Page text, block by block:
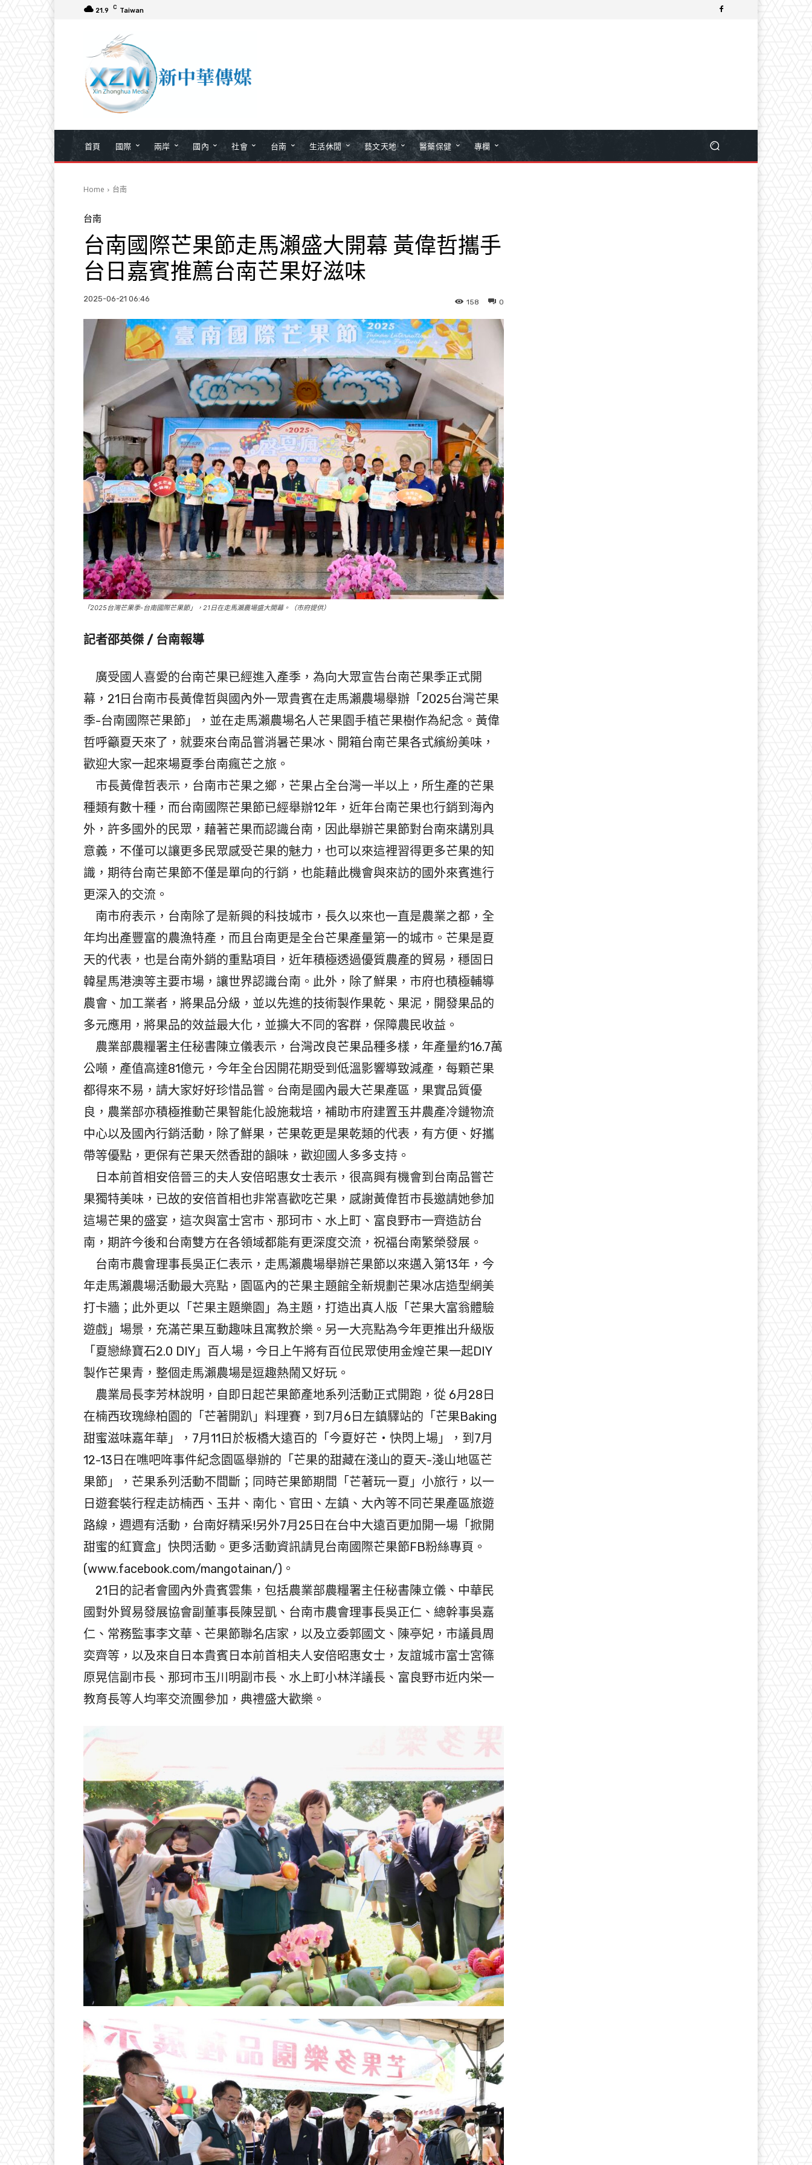
21.9 C Taiwan
首頁 國際 兩岸 國內 社會 台南 生活休閒 藝文天地 醫藥保健 專欄
Home 台南
台南
台南國際芒果節走馬瀨盛大開幕 黃偉哲攜手
台日嘉賓推薦台南芒果好滋味
2025-06-21 06:46 0
158
「2025台灣芒果季-台南國際芒果節」，21日在走馬瀨農場盛大開幕。（市府提供）
記者邵英傑 / 台南報導
廣受國人喜愛的台南芒果已經進入產季，為向大眾宣告台南芒果季正式開
幕，21日台南市長黃偉哲與國內外一眾貴賓在走馬瀨農場舉辦「2025台灣芒果
季-台南國際芒果節」，並在走馬瀨農場名人芒果園手植芒果樹作為紀念。黃偉
哲呼籲夏天來了，就要來台南品嘗消暑芒果冰、開箱台南芒果各式繽紛美味，
歡迎大家一起來場夏季台南瘋芒之旅。
市長黃偉哲表示，台南市芒果之鄉，芒果占全台灣一半以上，所生產的芒果
種類有數十種，而台南國際芒果節已經舉辦12年，近年台南芒果也行銷到海內
外，許多國外的民眾，藉著芒果而認識台南，因此舉辦芒果節對台南來講別具
意義，不僅可以讓更多民眾感受芒果的魅力，也可以來這裡習得更多芒果的知
識，期待台南芒果節不僅是單向的行銷，也能藉此機會與來訪的國外來賓進行
更深入的交流。
南市府表示，台南除了是新興的科技城市，長久以來也一直是農業之都，全
年均出產豐富的農漁特產，而且台南更是全台芒果產量第一的城市。芒果是夏
天的代表，也是台南外銷的重點項目，近年積極透過優質農產的貿易，穩固日
韓星馬港澳等主要市場，讓世界認識台南。此外，除了鮮果，市府也積極輔導
農會、加工業者，將果品分級，並以先進的技術製作果乾、果泥，開發果品的
多元應用，將果品的效益最大化，並擴大不同的客群，保障農民收益。
農業部農糧署主任秘書陳立儀表示，台灣改良芒果品種多樣，年產量約16.7萬
公噸，產值高達81億元，今年全台因開花期受到低溫影響導致減產，每顆芒果
都得來不易，請大家好好珍惜品嘗。台南是國內最大芒果產區，果實品質優
良，農業部亦積極推動芒果智能化設施栽培，補助市府建置玉井農產冷鏈物流
中心以及國內行銷活動，除了鮮果，芒果乾更是果乾類的代表，有方便、好攜
帶等優點，更保有芒果天然香甜的韻味，歡迎國人多多支持。
日本前首相安倍晉三的夫人安倍昭惠女士表示，很高興有機會到台南品嘗芒
果獨特美味，已故的安倍首相也非常喜歡吃芒果，感謝黃偉哲市長邀請她參加
這場芒果的盛宴，這次與富士宮市、那珂市、水上町、富良野市一齊造訪台
南，期許今後和台南雙方在各領域都能有更深度交流，祝福台南繁榮發展。
台南市農會理事長吳正仁表示，走馬瀨農場舉辦芒果節以來邁入第13年，今
年走馬瀨農場活動最大亮點，園區內的芒果主題館全新規劃芒果冰店造型網美
打卡牆；此外更以「芒果主題樂園」為主題，打造出真人版「芒果大富翁體驗
遊戲」場景，充滿芒果互動趣味且寓教於樂。另一大亮點為今年更推出升級版
「夏戀綠寶石2.0 DIY」百人場，今日上午將有百位民眾使用金煌芒果一起DIY
製作芒果青，整個走馬瀨農場是逗趣熱鬧又好玩。
農業局長李芳林說明，自即日起芒果節產地系列活動正式開跑，從 6月28日
在楠西玫瑰綠柏園的「芒著開趴」料理賽，到7月6日左鎮驛站的「芒果Baking
甜蜜滋味嘉年華」，7月11日於板橋大遠百的「今夏好芒・快閃上場」，到7月
12-13日在噍吧哖事件紀念園區舉辦的「芒果的甜藏在淺山的夏天-淺山地區芒
果節」，芒果系列活動不間斷；同時芒果節期間「芒著玩一夏」小旅行，以一
日遊套裝行程走訪楠西、玉井、南化、官田、左鎮、大內等不同芒果產區旅遊
路線，週週有活動，台南好精采!另外7月25日在台中大遠百更加開一場「掀開
甜蜜的紅寶盒」快閃活動。更多活動資訊請見台南國際芒果節FB粉絲專頁。
(www.facebook.com/mangotainan/)。
21日的記者會國內外貴賓雲集，包括農業部農糧署主任秘書陳立儀、中華民
國對外貿易發展協會副董事長陳昱凱、台南市農會理事長吳正仁、總幹事吳嘉
仁、常務監事李文華、芒果節聯名店家，以及立委郭國文、陳亭妃，市議員周
奕齊等，以及來自日本貴賓日本前首相夫人安倍昭惠女士，友誼城市富士宮篠
原晃信副市長、那珂市玉川明副市長、水上町小林洋議長、富良野市近内栄一
教育長等人均率交流團參加，典禮盛大歡樂。